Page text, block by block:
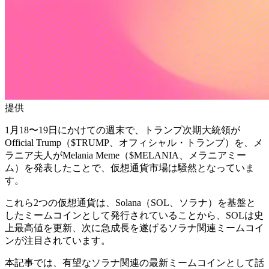
提供
1月18〜19日にかけての週末で、トランプ次期大統領が
Official Trump（$TRUMP、オフィシャル・トランプ）を、メ
ラニア夫人がMelania Meme（$MELANIA、メラニアミー
ム）を発表したことで、仮想通貨市場は騒然となっていま
す。
これら2つの仮想通貨は、Solana（SOL、ソラナ）を基盤と
したミームコインとして発行されていることから、SOLは史
上最高値を更新、次に急成長を遂げるソラナ関連ミームコイ
ンが注目されています。
本記事では、有望なソラナ関連の最新ミームコインとして話